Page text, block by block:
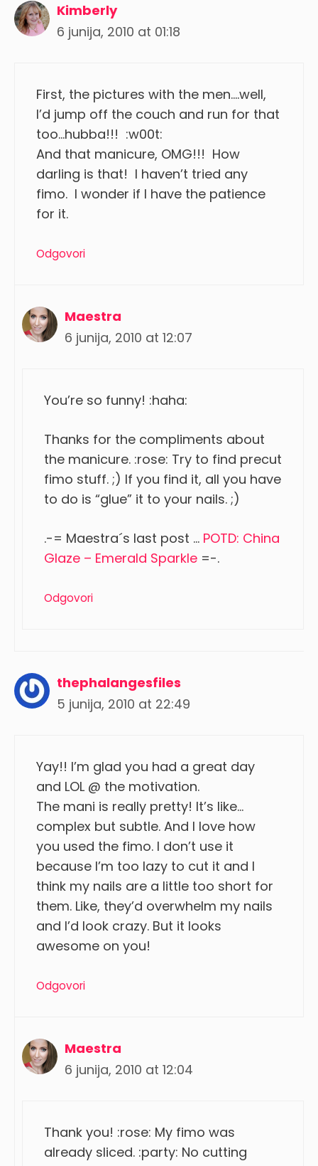
Kimberly
6 junija, 2010 at 01:18
First, the pictures with the men….well,
I’d jump off the couch and run for that
too…hubba!!! :w00t:
And that manicure, OMG!!! How
darling is that! I haven’t tried any
fimo. I wonder if I have the patience
for it.
Odgovori
Maestra
6 junija, 2010 at 12:07
You’re so funny! :haha:
Thanks for the compliments about
the manicure. :rose: Try to find precut
fimo stuff. ;) If you find it, all you have
to do is “glue” it to your nails. ;)
.-= Maestra´s last post … POTD: China
Glaze – Emerald Sparkle =-.
Odgovori
thephalangesfiles
5 junija, 2010 at 22:49
Yay!! I’m glad you had a great day
and LOL @ the motivation.
The mani is really pretty! It’s like…
complex but subtle. And I love how
you used the fimo. I don’t use it
because I’m too lazy to cut it and I
think my nails are a little too short for
them. Like, they’d overwhelm my nails
and I’d look crazy. But it looks
awesome on you!
Odgovori
Maestra
6 junija, 2010 at 12:04
Thank you! :rose: My fimo was
already sliced. :party: No cutting